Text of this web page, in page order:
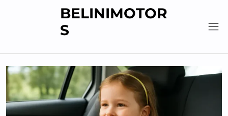
BELINIMOTOR
S